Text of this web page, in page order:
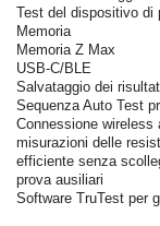
Test del dispositivo di
Memoria
Memoria Z Max
USB-C/BLE
Salvataggio dei
Sequenza Auto Test
Connessione wireless
misurazioni delle
efficiente senza
prova ausiliari
Software TruTest per